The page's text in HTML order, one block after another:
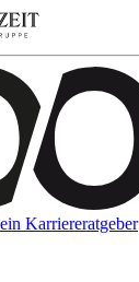
Karriereratgeber